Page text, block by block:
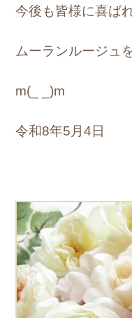
今後も皆様に喜ば
ムーランルージュ
m(_ _)m
令和8年5月4日